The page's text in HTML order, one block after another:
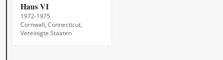
Haus VI
1972-1975
Cornwall, Connecticut,
Vereinigte Staaten